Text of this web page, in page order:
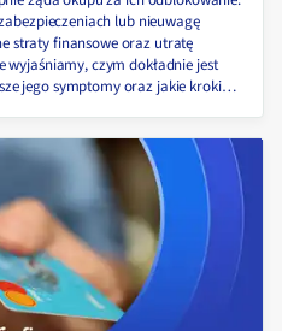
lub nieuwagę
straty finansowe oraz utratę
czym dokładnie jest
jego symptomy oraz jakie kroki